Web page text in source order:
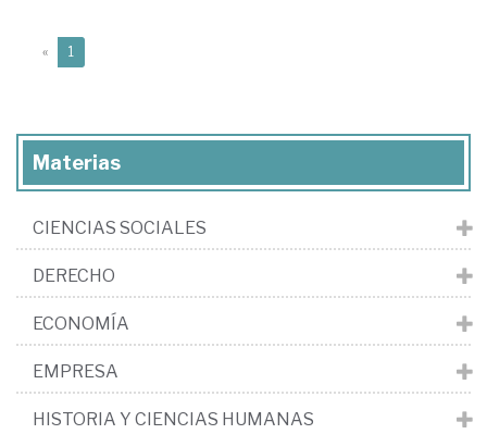
« 1
Materias
CIENCIAS SOCIALES
DERECHO
ECONOMÍA
EMPRESA
HISTORIA Y CIENCIAS HUMANAS